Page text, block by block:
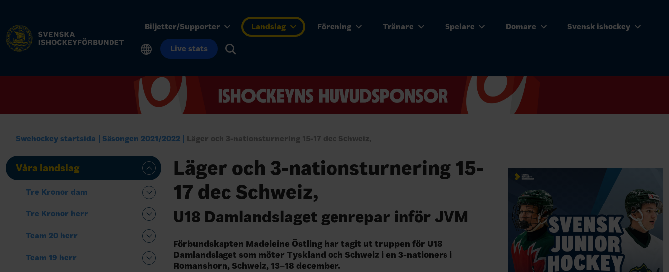
Biljetter/Supporter Landslag Förening Tränare Spelare Domare Svensk ishockey
Live stats
Swehockey startsida Säsongen 2021/2022 Läger och 3-nationsturnering 15-17 dec Schweiz,
Våra landslag
Tre Kronor dam
Tre Kronor herr
Team 20 herr
Team 19 herr
Läger och 3-nationsturnering 15-
17 dec Schweiz,
U18 Damlandslaget genrepar inför JVM
Förbundskapten Madeleine Östling har tagit ut truppen för U18
Damlandslaget som möter Tyskland och Schweiz i en 3-nationers i
Romanshorn, Schweiz, 13–18 december.